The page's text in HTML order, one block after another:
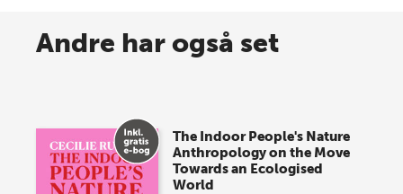
Spar op til 70% til sommer-
store sommer-lagersalg, så sæt kryds i kalenderen
onsdag den 10. j…
Andre har også set
The Indoor People's Nature
Anthropology on the Move
Towards an Ecologised
World